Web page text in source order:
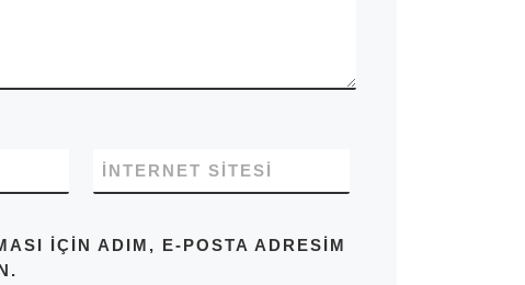
İNTERNET SITESI
IÇIN ADIM, E-POSTA ADRESIM